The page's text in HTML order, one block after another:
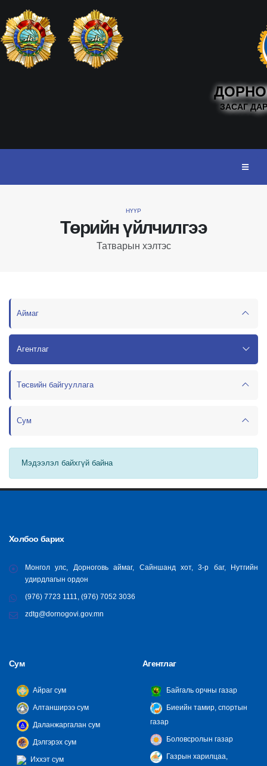
ЗАСАГ
Төрийн үйлчилгээ
Татварын хэлтэс
НҮҮР
Аймаг
Агентлаг
Төсвийн байгууллага
Сум
Мэдээлэл байхгүй байна
Холбоо барих
Монгол улс, Дорноговь аймаг, Сайншанд хот, 3-р баг, Нутгийн
удирдлагын ордон
(976) 7723 1111, (976) 7052 3036
zdtg@dornogovi.gov.mn
Сум
Айраг сум
Алтанширээ сум
Даланжаргалан сум
Дэлгэрэх сум
Иххэт сум
Агентлаг
Байгаль орчны газар
Биеийн тамир, спортын
газар
Боловсролын газар
Газрын харилцаа,